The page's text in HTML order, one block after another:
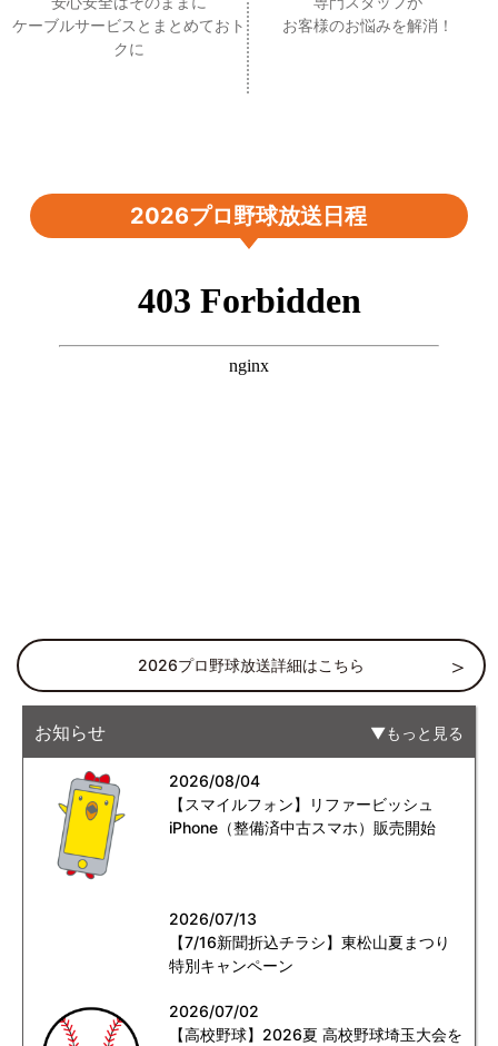
ケーブルサービスとまとめておト
クに
お客様のお悩みを解消！
2026プロ野球放送日程
2026プロ野球放送詳細はこちら
お知らせ もっと見る
2026/08/04
【スマイルフォン】リファービッシュ
iPhone（整備済中古スマホ）販売開始
2026/07/13
【7/16新聞折込チラシ】東松山夏まつり
特別キャンペーン
2026/07/02
【高校野球】2026夏 高校野球埼玉大会を